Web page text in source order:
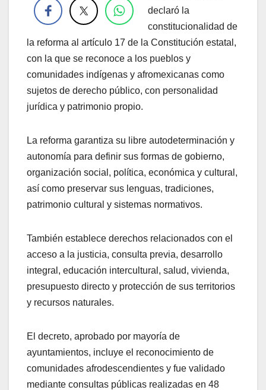
declaró la
constitucionalidad de
la reforma al artículo 17 de la Constitución estatal,
con la que se reconoce a los pueblos y
comunidades indígenas y afromexicanas como
sujetos de derecho público, con personalidad
jurídica y patrimonio propio.
La reforma garantiza su libre autodeterminación y
autonomía para definir sus formas de gobierno,
organización social, política, económica y cultural,
así como preservar sus lenguas, tradiciones,
patrimonio cultural y sistemas normativos.
También establece derechos relacionados con el
acceso a la justicia, consulta previa, desarrollo
integral, educación intercultural, salud, vivienda,
presupuesto directo y protección de sus territorios
y recursos naturales.
El decreto, aprobado por mayoría de
ayuntamientos, incluye el reconocimiento de
comunidades afrodescendientes y fue validado
mediante consultas públicas realizadas en 48